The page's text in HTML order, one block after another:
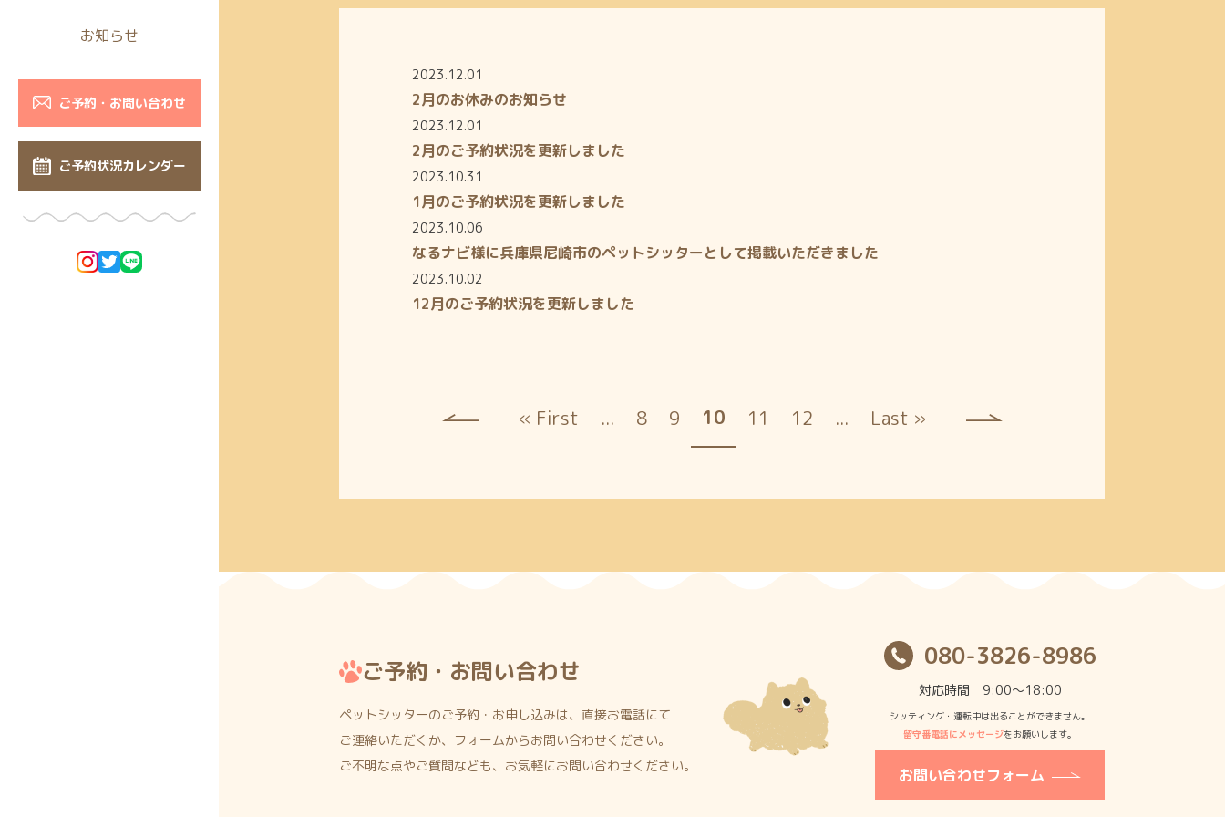
お知らせ
ご予約・お問い合わせ
ご予約状況カレンダー
2023.12.01
2月のお休みのお知らせ
2023.12.01
2月のご予約状況を更新しました
2023.10.31
1月のご予約状況を更新しました
2023.10.06
なるナビ様に兵庫県尼崎市のペットシッターとして掲載いただきました
2023.10.02
12月のご予約状況を更新しました
« First ... 8 9 10 11 12 ... Last »
ご予約・お問い合わせ
ペットシッターのご予約・お申し込みは、直接お電話にて
ご連絡いただくか、フォームからお問い合わせください。
ご不明な点やご質問なども、お気軽にお問い合わせください。
080-3826-8986
対応時間 9:00〜18:00
シッティング・運転中は出ることができません。
留守番電話にメッセージをお願いします。
お問い合わせフォーム